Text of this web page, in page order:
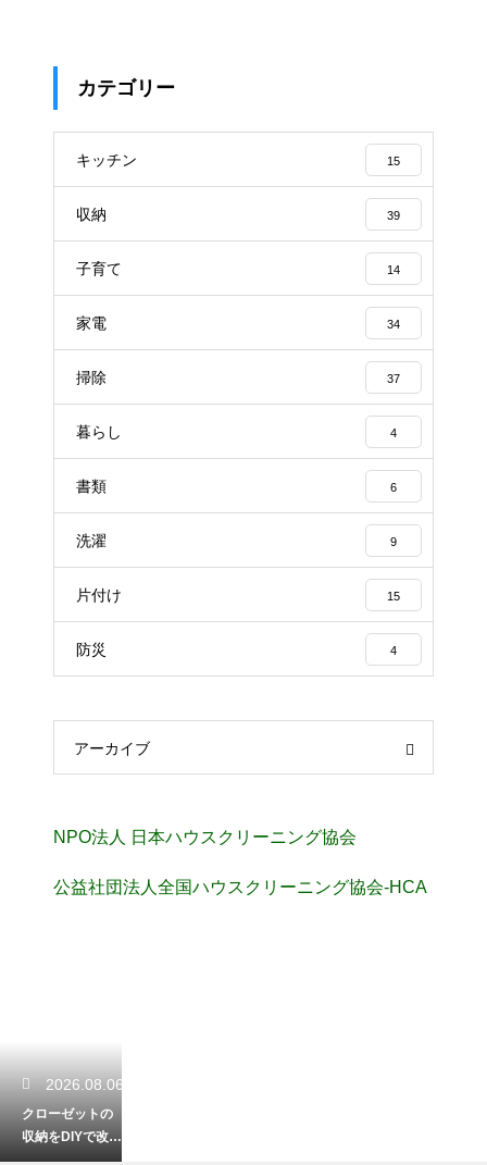
カテゴリー
キッチン 15
収納 39
子育て 14
家電 34
掃除 37
暮らし 4
書類 6
洗濯 9
片付け 15
防災 4
アーカイブ
NPO法人 日本ハウスクリーニング協会
公益社団法人全国ハウスクリーニング協会-HCA
2026.08.06
クローゼットの
収納をDIYで改
造！初心者でも